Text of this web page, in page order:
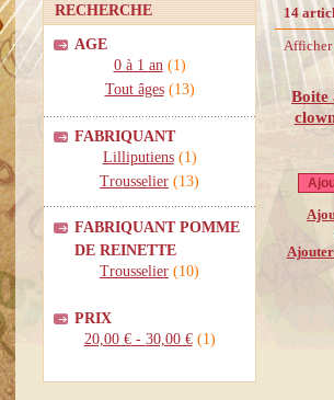
RECHERCHE
AGE
0 à 1 an(1)
Tout âges(13)
FABRIQUANT
Lilliputiens(1)
Trousselier (13)
FABRIQUANT POMME
DE REINETTE
Trousselier (10)
PRIX
20,00 €- 30,00 €(1)
14
Boite